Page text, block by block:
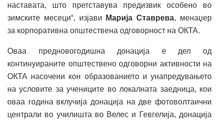
наставата, што претставува предизвик особено во
зимските месеци“, изјави
Марија Ставрева, менаџер
за корпоративна општествена одговорност на ОКТА.
Оваа предновогодишна донација е дел од
континуираните општествено одговорни активности на
ОКТА насочени кон образованието и унапредувањето
на условите за учениците во локалната заедница, кои
оваа година вклучија донација на две фотоволтаични
централи во училишта во Велес и Гевгелија, донација